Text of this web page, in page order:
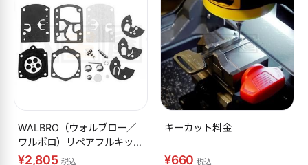
WALBRO（ウォルブロー／
ワルボロ）リペアフルキット
K10-WB
¥2,805 税込
キーカット料金
¥660税込